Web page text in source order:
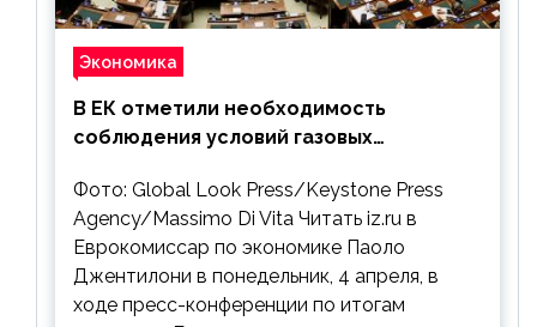
Экономика
В ЕК отметили необходимость
соблюдения условий газовых
Фото: Global Look Press/Keystone Press
Agency/Massimo Di Vita Читать iz.ru в
Еврокомиссар по экономике Паоло
Джентилони в понедельник, 4 апреля, в
ходе пресс-конференции по итогам